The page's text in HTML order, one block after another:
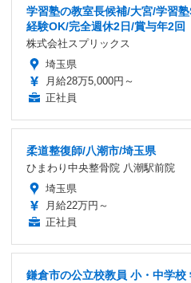
学習塾の教室長候補/大宮/学習
経験OK/完全週休2日/賞与年2回
株式会社スプリックス
埼玉県
月給28万5,000円～
正社員
柔道整復師/八潮市/埼玉県
ひまわり中央整骨院 八潮駅前院
埼玉県
月給22万円～
正社員
鎌倉市の公立校教員 小・中学